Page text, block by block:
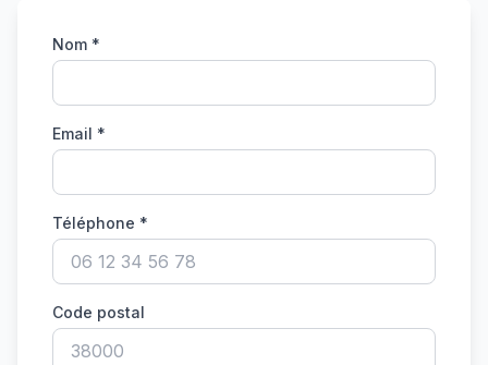
Nom *
Email *
Téléphone *
Code postal